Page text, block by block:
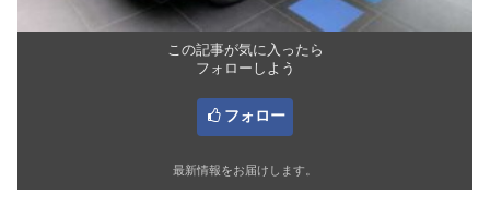
この記事が気に入ったら
フォローしよう
フォロー
最新情報をお届けします。